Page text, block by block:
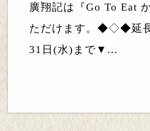
廣翔記は『Go To Eat
ただけます。◆◇◆延
31日(水)まで▼...